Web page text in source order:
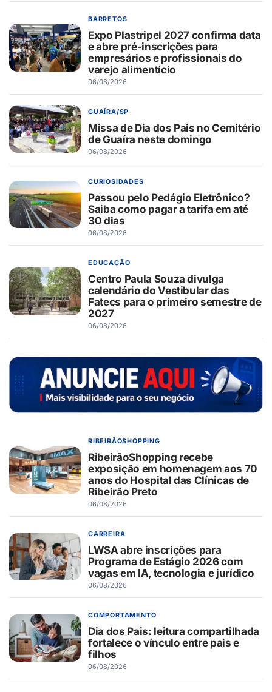
BARRETOS
Expo Plastripel 2027 confirma data
e abre pré-inscrições para
empresários e profissionais do
varejo alimentício
06/08/2026
GUAÍRA/SP
Missa de Dia dos Pais no Cemitério
de Guaíra neste domingo
06/08/2026
CURIOSIDADES
Passou pelo Pedágio Eletrônico?
Saiba como pagar a tarifa em até
30 dias
06/08/2026
EDUCAÇÃO
Centro Paula Souza divulga
calendário do Vestibular das
Fatecs para o primeiro semestre de
2027
06/08/2026
RIBEIRÃOSHOPPING
RibeirãoShopping recebe
exposição em homenagem aos 70
anos do Hospital das Clínicas de
Ribeirão Preto
06/08/2026
CARREIRA
LWSA abre inscrições para
Programa de Estágio 2026 com
vagas em IA, tecnologia e jurídico
06/08/2026
COMPORTAMENTO
Dia dos Pais: leitura compartilhada
fortalece o vínculo entre pais e
filhos
06/08/2026